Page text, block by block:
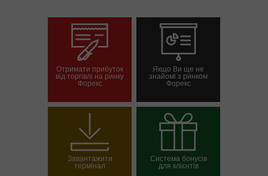
Отримати прибуток
від торгівлі на ринку
Форекс
рахунок
Якщо Ви ще не
знайомі з ринком
Форекс
Відкрити демо-
рахунок
Завантажити
термінал
Система бонусів
для клієнтів